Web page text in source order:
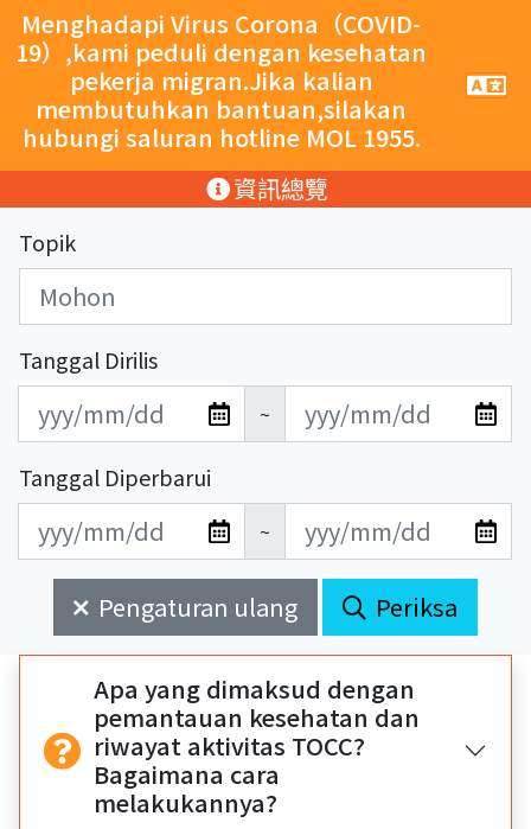
跳至主要內容
Menghadapi Virus Corona（COVID-
19）,kami peduli dengan kesehatan
pekerja migran.Jika kalian
membutuhkan bantuan,silakan
hubungi saluran hotline MOL 1955.
手
機
按
鈕
資訊總覽
Topik
Tanggal Dirilis
日
期
開
始
~
日
期
結
束
Tanggal Diperbarui
~
Pengaturan ulang Periksa
Apa yang dimaksud dengan
pemantauan kesehatan dan
riwayat aktivitas TOCC?
Bagaimana cara
melakukannya?